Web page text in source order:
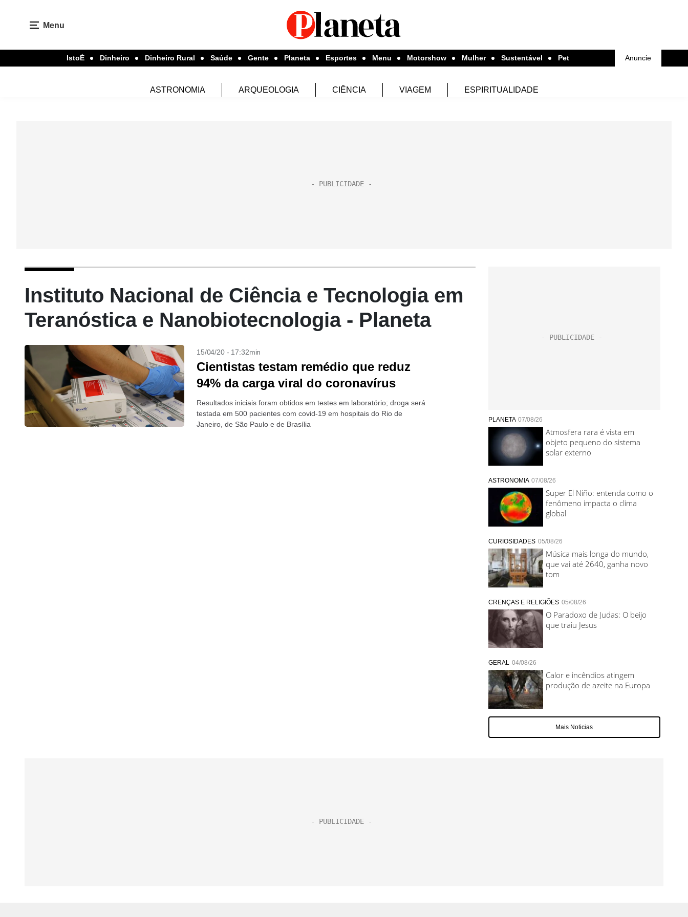
Menu
IstoÉ Dinheiro Dinheiro Rural Saúde Gente Planeta Esportes Menu Motorshow Mulher Sustentável Pet Anuncie
ASTRONOMIA ARQUEOLOGIA CIÊNCIA VIAGEM ESPIRITUALIDADE
Instituto Nacional de Ciência e Tecnologia em
Teranóstica e Nanobiotecnologia - Planeta
15/04/20 - 17:32min
Cientistas testam remédio que reduz
94% da carga viral do coronavírus
Resultados iniciais foram obtidos em testes em laboratório; droga será
testada em 500 pacientes com covid-19 em hospitais do Rio de
Janeiro, de São Paulo e de Brasília
PLANETA 07/08/26
Atmosfera rara é vista em
objeto pequeno do sistema
solar externo
ASTRONOMIA 07/08/26
Super El Niño: entenda como o
fenômeno impacta o clima
global
CURIOSIDADES 05/08/26
Música mais longa do mundo,
que vai até 2640, ganha novo
tom
CRENÇAS E RELIGIÕES 05/08/26
O Paradoxo de Judas: O beijo
que traiu Jesus
GERAL 04/08/26
Calor e incêndios atingem
produção de azeite na Europa
Mais Noticias